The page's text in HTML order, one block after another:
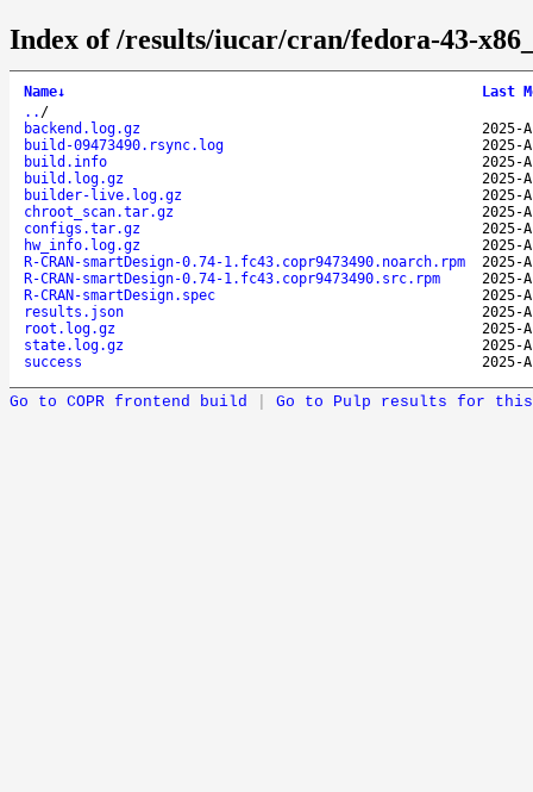
Index of /results/iucar/cran/fedora-43-
Name↓
Last
.. /
backend.log.gz
2025-
build-09473490.rsync.log
2025-
build.info
2025-
build.log.gz
2025-
builder-live.log.gz
2025-
chroot_scan.tar.gz
2025-
configs.tar.gz
2025-
hw_info.log.gz
2025-
R-CRAN-smartDesign-0.74-1.fc43.copr9473490.noarch.rpm
2025-
R-CRAN-smartDesign-0.74-1.fc43.copr9473490.src.rpm
2025-
R-CRAN-smartDesign.spec
2025-
results.json
2025-
root.log.gz
2025-
state.log.gz
2025-
success
2025-
Go to COPR frontend build Go to Pulp results for